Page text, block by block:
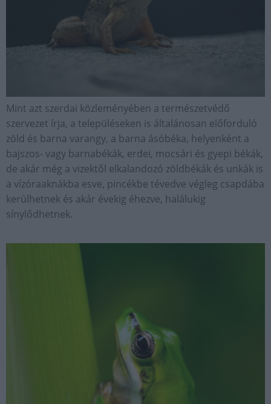
Mint azt szerdai közleményében a természetvédő
szervezet írja, a településeken is általánosan előforduló
zöld és barna varangy, a barna ásóbéka, helyenként a
bajszos- vagy barnabékák, erdei, mocsári és gyepi békák,
de akár még a vizektől elkalandozó zöldbékák és unkák is
a vízóraaknákba esve, pincékbe tévedve végleg csapdába
kerülhetnek és akár évekig éhezve, halálukig
sínylődhetnek.